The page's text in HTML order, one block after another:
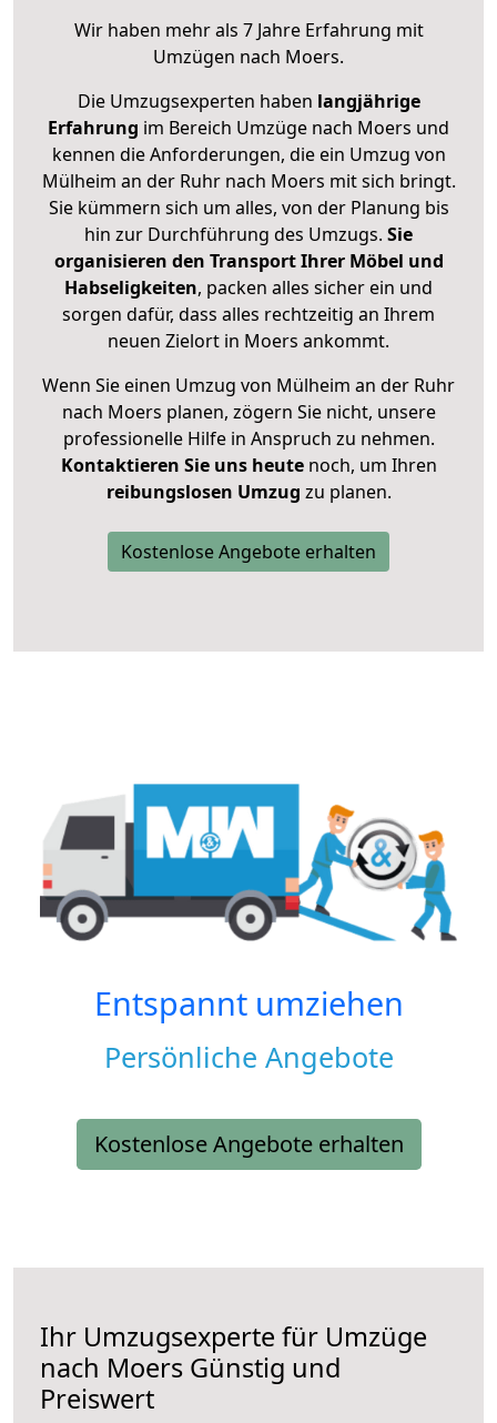
Wir haben mehr als 7 Jahre Erfahrung mit
Umzügen nach Moers.
Die Umzugsexperten haben langjährige
Erfahrung im Bereich Umzüge nach Moers und
kennen die Anforderungen, die ein Umzug von
Mülheim an der Ruhr nach Moers mit sich bringt.
Sie kümmern sich um alles, von der Planung bis
hin zur Durchführung des Umzugs. Sie
organisieren den Transport Ihrer Möbel und
Habseligkeiten, packen alles sicher ein und
sorgen dafür, dass alles rechtzeitig an Ihrem
neuen Zielort in Moers ankommt.
Wenn Sie einen Umzug von Mülheim an der Ruhr
nach Moers planen, zögern Sie nicht, unsere
professionelle Hilfe in Anspruch zu nehmen.
Kontaktieren Sie uns heutenoch, um Ihren
reibungslosen Umzug zu planen.
Kostenlose Angebote erhalten
Entspannt umziehen
Persönliche Angebote
Kostenlose Angebote erhalten
Ihr Umzugsexperte für Umzüge
nach Moers Günstig und
Preiswert